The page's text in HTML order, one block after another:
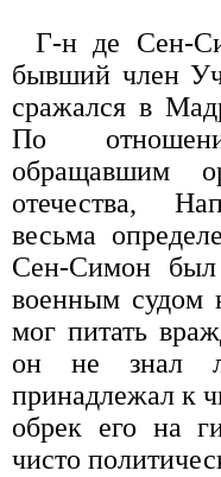
Г-н де Сен-
бывший член
сражался в
По
обращавшим
отечества,
весьма
Сен-Симон был
военным судом
мог питать
он не знал
принадлежал к
обрек его на
чисто